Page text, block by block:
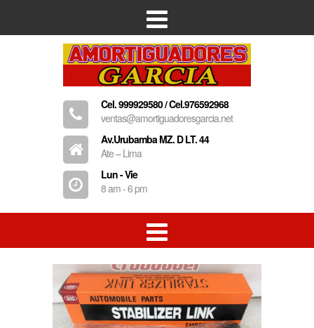
Inicio
Empresa
Productos
Contacto
Cel. 999929580 / Cel.976592968
ventas@amortiguadoresgarcia.net
Av.Urubamba MZ. D LT. 44
Ate – Lima
Lun - Vie
8 am - 6 pm
Amortiguadores
Resorte
Rótulas